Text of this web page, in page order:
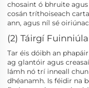
chosaint ó bhruite
cosán tríthoiseach
ann, agus níl sé
(2) Táirgí
Tar éis dóibh an
ag glantóir agus
lámh nó trí inneall
dhéanamh. Is féidir na